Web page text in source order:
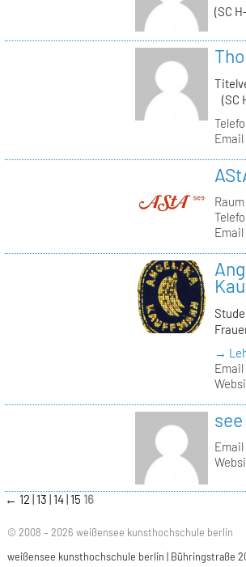
(SC
(SC
Email
Raum
Email
→
Email
Email
← 12 13 14 15 16
© 2008 – 2026 weißensee kunsthochschule berlin
weißensee kunsthochschule berlin | Bühringstraße